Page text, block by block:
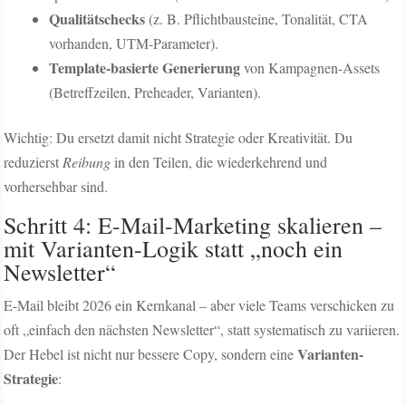
Qualitätschecks(z. B. Pflichtbausteine, Tonalität, CTA
vorhanden, UTM-Parameter).
Template-basierte Generierungvon Kampagnen-Assets
(Betreffzeilen, Preheader, Varianten).
Wichtig: Du ersetzt damit nicht Strategie oder Kreativität. Du
reduzierst Reibung in den Teilen, die wiederkehrend und
vorhersehbar sind.
Schritt 4: E-Mail-Marketing skalieren –
mit Varianten-Logik statt „noch ein
Newsletter“
E-Mail bleibt 2026 ein Kernkanal – aber viele Teams verschicken zu
oft „einfach den nächsten Newsletter“, statt systematisch zu variieren.
Der Hebel ist nicht nur bessere Copy, sondern eineVarianten-
Strategie: